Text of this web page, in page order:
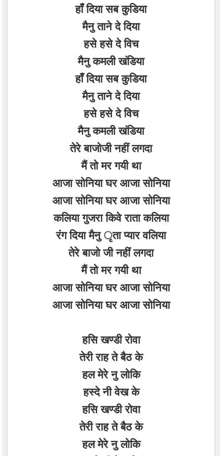
हाँ दिया सब कुडिया
मैनु ताने दे दिया
हसे हसे दे विच
मैनु कमली खंडिया
हाँ दिया सब कुडिया
मैनु ताने दे दिया
हसे हसे दे विच
मैनु कमली खंडिया
तेरे बाजोजी नहीं लगदा
मैं तो मर गयी था
आजा सोनिया घर आजा सोनिया
आजा सोनिया घर आजा सोनिया
कलिया गुजरा किवे राता कलिया
रंग दिया मैनु ृता प्यार वलिया
तेरे बाजो जी नहीं लगदा
मैं तो मर गयी था
आजा सोनिया घर आजा सोनिया
आजा सोनिया घर आजा सोनिया
हसि खण्डी रोवा
तेरी राह ते बैठ के
हल मेरे नु लोकि
हस्दे नी वेख के
हसि खण्डी रोवा
तेरी राह ते बैठ के
हल मेरे नु लोकि